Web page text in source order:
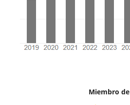
Miembro de